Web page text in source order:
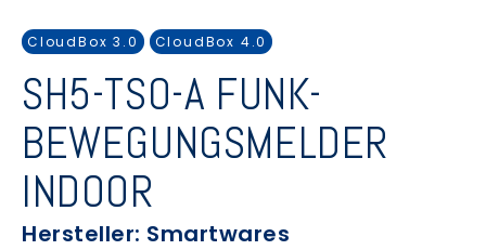
CloudBox 3.0 CloudBox 4.0
SH5-TSO-A FUNK-
BEWEGUNGSMELDER
INDOOR
Hersteller: Smartwares